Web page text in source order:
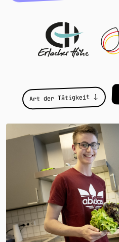
ProjekteArt der Tätigkeit